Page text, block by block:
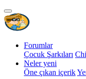
Forumlar
Çocuk Şarkıları
Neler yeni
Öne çıkan içerik